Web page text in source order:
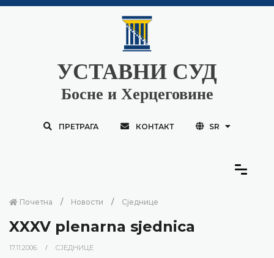
УСТАВНИ СУД
Босне и Херцеговине
ПРЕТРАГА КОНТАКТ SR
Почетна Новости Сједнице
XXXV plenarna sjednica
17.11.2006. СЈЕДНИЦЕ